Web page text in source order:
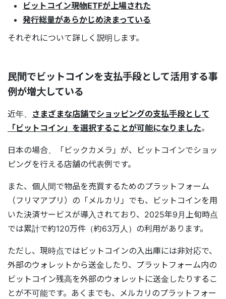
ビットコイン現物ETFが上場された
発行総量があらかじめ決まっている
それぞれについて詳しく説明します。
民間でビットコインを支払手段として活用する事
例が増大している
近年、 さまざまな店舗でショッピングの支払手段として
「ビットコイン」を選択することが可能になりました。
日本の場合、「ビックカメラ」が、ビットコインでショッ
ピングを行える店舗の代表例です。
また、個人間で物品を売買するためのプラットフォーム
（フリマアプリ）の「メルカリ」でも、ビットコインを用
いた決済サービスが導入されており、2025年9月上旬時点
では累計で約120万件（約63万人）の利用があります。
ただし、現時点ではビットコインの入出庫には非対応で、
外部のウォレットから送金したり、プラットフォーム内の
ビットコイン残高を外部のウォレットに送金したりするこ
とが不可能です。あくまでも、メルカリのプラットフォー